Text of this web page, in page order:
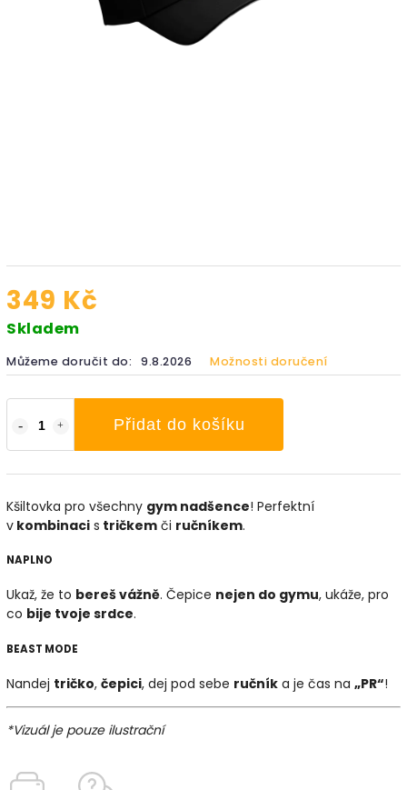
349 Kč
Skladem
Můžeme doručit do: 9.8.2026 Možnosti doručení
Přidat do košíku
Kšiltovka pro všechny gym nadšence! Perfektní
v kombinaci s tričkem či ručníkem.
NAPLNO
Ukaž, že to bereš vážně. Čepice nejen do gymu, ukáže, pro
co bije tvoje srdce.
BEAST MODE
Nandej tričko, čepici, dej pod sebe ručník a je čas na „PR“!
*Vizuál je pouze ilustrační